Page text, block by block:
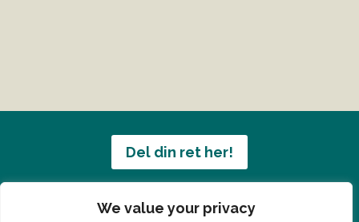
We value your privacy
Del din ret her!
Har du en konge ret du vil dele?